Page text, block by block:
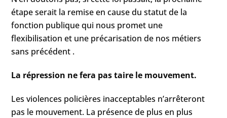
étape serait la remise en cause du statut de la
fonction publique qui nous promet une
flexibilisation et une précarisation de nos métiers
sans précédent .
La répression ne fera pas taire le mouvement.
Les violences policières inacceptables n’arrêteront
pas le mouvement. La présence de plus en plus